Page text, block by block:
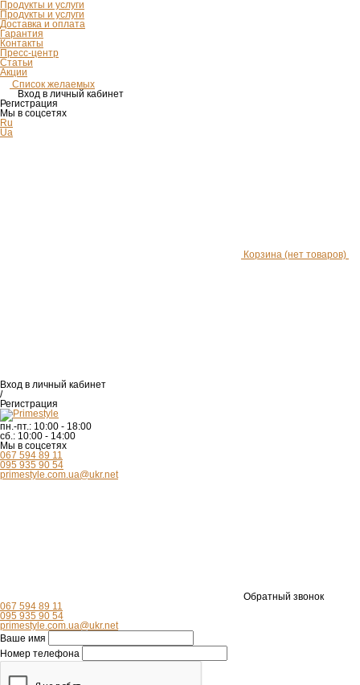
Продукты и услуги
Продукты и услуги
Доставка и оплата
Гарантия
Контакты
Пресс-центр
Статьи
Акции
Список желаемых
Вход в личный кабинет
Регистрация
Мы в соцсетях
Ru
Ua
Корзина (нет товаров)
Вход в личный кабинет
/
Регистрация
пн.-пт.: 10:00 - 18:00
сб.: 10:00 - 14:00
Мы в соцсетях
067 594 89 11
095 935 90 54
primestyle.com.ua@ukr.net
Обратный звонок
067 594 89 11
095 935 90 54
primestyle.com.ua@ukr.net
Ваше имя
Номер телефона